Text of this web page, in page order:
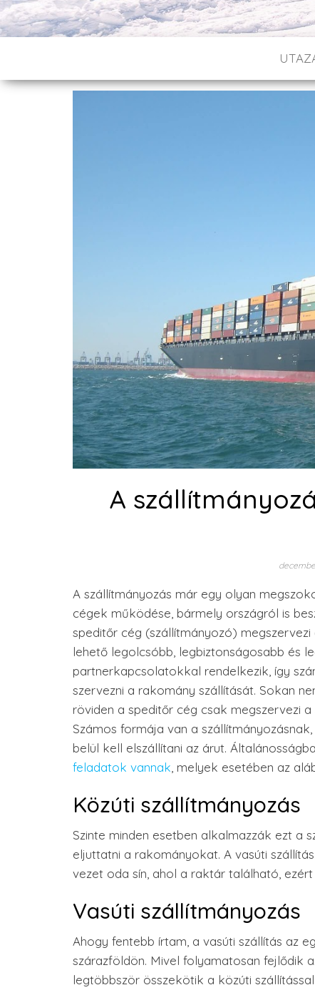
A
A szállítmányozás már egy olyan
cégek működése, bármely országról is
speditőr cég (szállítmányozó)
lehető legolcsóbb, legbiztonságosabb és
partnerkapcsolatokkal rendelkezik, így
szervezni a rakomány szállítását. Sokan
röviden a speditőr cég csak megszervezi
Számos formája van a
belül kell elszállítani az árut.
feladatok vannak , melyek esetében az
Közúti szállítmányozás
Szinte minden esetben alkalmazzák ezt
eljuttatni a rakományokat. A vasúti
vezet oda sín, ahol a raktár található,
Vasúti szállítmányozás
Ahogy fentebb írtam, a vasúti szállítás az
szárazföldön. Mivel folyamatosan fejlődik
legtöbbször összekötik a közúti